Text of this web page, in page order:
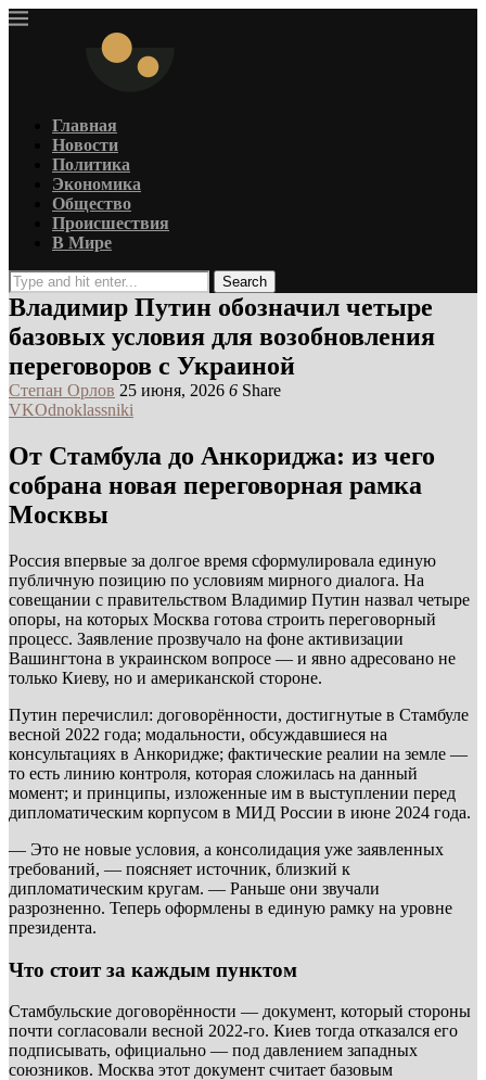
Главная
Новости
Политика
Экономика
Общество
Происшествия
В Мире
Search
Владимир Путин обозначил четыре
базовых условия для возобновления
переговоров с Украиной
Степан Орлов 25 июня, 2026 6 Share
VKOdnoklassniki
От Стамбула до Анкориджа: из чего
собрана новая переговорная рамка
Москвы
Россия впервые за долгое время сформулировала единую
публичную позицию по условиям мирного диалога. На
совещании с правительством Владимир Путин назвал четыре
опоры, на которых Москва готова строить переговорный
процесс. Заявление прозвучало на фоне активизации
Вашингтона в украинском вопросе — и явно адресовано не
только Киеву, но и американской стороне.
Путин перечислил: договорённости, достигнутые в Стамбуле
весной 2022 года; модальности, обсуждавшиеся на
консультациях в Анкоридже; фактические реалии на земле —
то есть линию контроля, которая сложилась на данный
момент; и принципы, изложенные им в выступлении перед
дипломатическим корпусом в МИД России в июне 2024 года.
— Это не новые условия, а консолидация уже заявленных
требований, — поясняет источник, близкий к
дипломатическим кругам. — Раньше они звучали
разрозненно. Теперь оформлены в единую рамку на уровне
президента.
Что стоит за каждым пунктом
Стамбульские договорённости — документ, который стороны
почти согласовали весной 2022-го. Киев тогда отказался его
подписывать, официально — под давлением западных
союзников. Москва этот документ считает базовым